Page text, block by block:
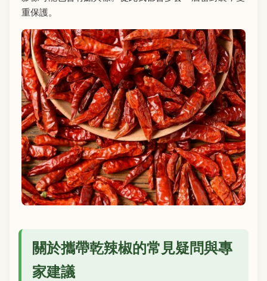
重保護。
關於攜帶乾辣椒的常見疑問與專
家建議